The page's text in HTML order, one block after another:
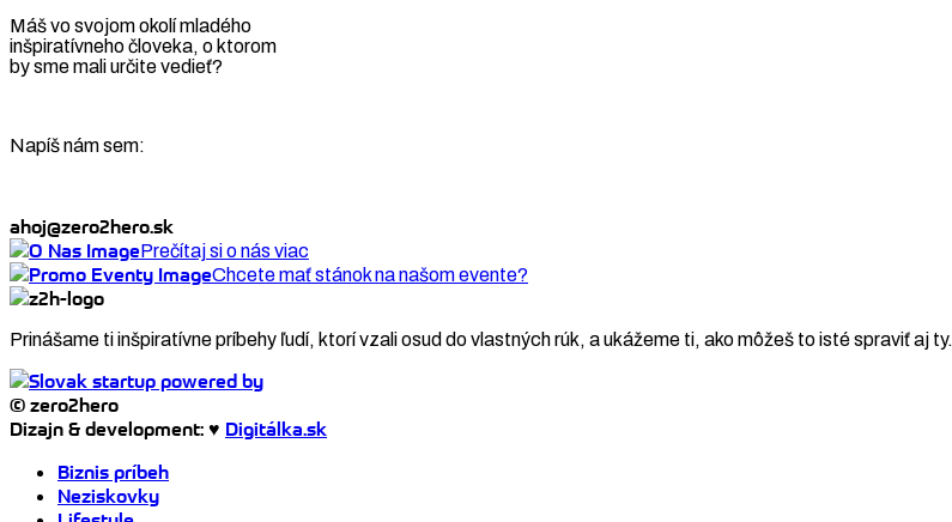
Máš vo svojom okolí mladého
inšpiratívneho človeka, o ktorom
by sme mali určite vedieť?
Napíš nám sem:
ahoj@zero2hero.sk
Prečítaj si o nás viac
Chcete mať stánok na našom evente?
Prinášame ti inšpiratívne príbehy ľudí, ktorí vzali osud do vlastných rúk, a ukážeme ti, ako môžeš to isté spraviť aj ty.
© zero2hero
Dizajn & development: ♥ Digitálka.sk
Biznis príbeh
Neziskovky